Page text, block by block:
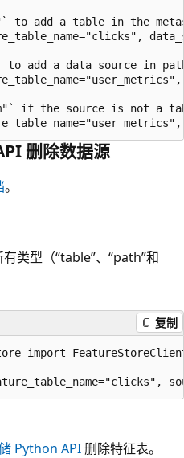
to add a table in the
to add a data source in
if the source is not a
删除数据源
。
类型（“table”、“path”和
复制
import
Python API删除特征表。